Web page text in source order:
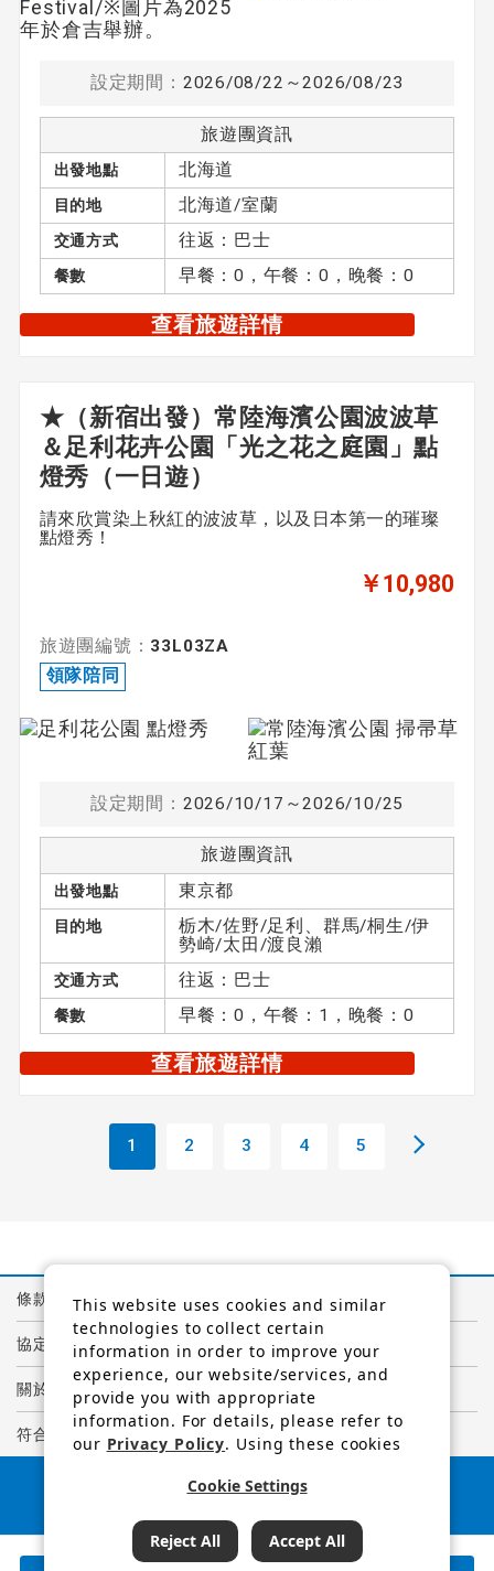
設定期間： 2026/08/22～2026/08/23
旅遊團資訊
出發地點 北海道
目的地 北海道/室蘭
交通方式 往返：巴士
餐數 早餐：0，午餐：0，晚餐：0
查看旅遊詳情
★（新宿出發）常陸海濱公園波波草
＆足利花卉公園「光之花之庭園」點
燈秀（一日遊）
請來欣賞染上秋紅的波波草，以及日本第一的璀璨
點燈秀！
￥10,980
旅遊團編號： 33L03ZA
領隊陪同
設定期間： 2026/10/17～2026/10/25
旅遊團資訊
出發地點 東京都
目的地
栃木/佐野/足利、群馬/桐生/伊
勢崎/太田/渡良瀨
交通方式 往返：巴士
餐數 早餐：0，午餐：1，晚餐：0
查看旅遊詳情
1 2 3 4 5
查詢結果 165 可預訂行程
條款與條件
協定
關於個人資訊的隱私權政策
符合GDPR規定的隱私權聲明
日本旅遊廳長官
註冊旅行社編號1847
This website uses cookies and similar
technologies to collect certain
information in order to improve your
experience, our website/services, and
provide you with appropriate
information. For details, please refer to
our Privacy Policy. Using these cookies
party providers may process personal
Cookie Settings
Reject All Accept All